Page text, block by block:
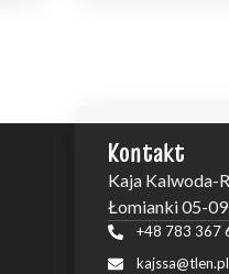
Kontakt
Kaja Kalwoda-
Łomianki 05-
+48 783 367
kajssa@tlen.pl